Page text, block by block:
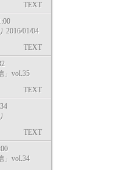
TEXT
2016/01/04
TEXT
」vol.35
TEXT
TEXT
」vol.34